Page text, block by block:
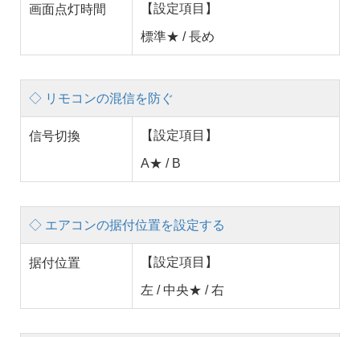
画面点灯時間 【設定項目】
標準★ / 長め
◇ リモコンの混信を防ぐ
信号切換 【設定項目】
A★ / B
◇ エアコンの据付位置を設定する
据付位置 【設定項目】
左 / 中央★ / 右